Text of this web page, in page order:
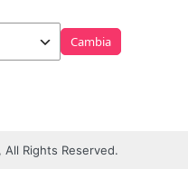
Rights Reserved.